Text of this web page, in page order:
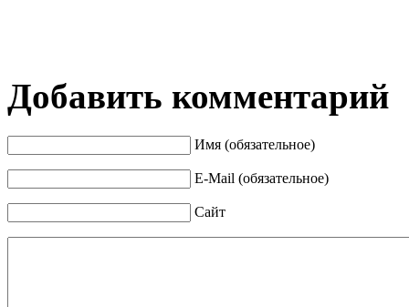
Добавить комментарий
Имя (обязательное)
E-Mail (обязательное)
Сайт